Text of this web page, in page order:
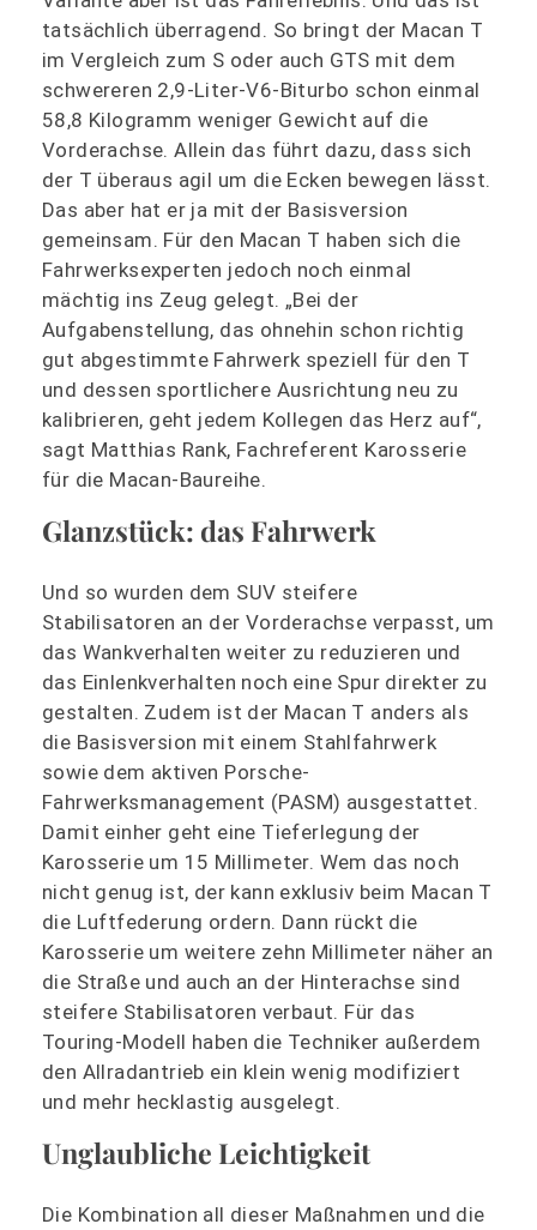
tatsächlich überragend. So bringt der Macan T
im Vergleich zum S oder auch GTS mit dem
schwereren 2,9-Liter-V6-Biturbo schon einmal
58,8 Kilogramm weniger Gewicht auf die
Vorderachse. Allein das führt dazu, dass sich
der T überaus agil um die Ecken bewegen lässt.
Das aber hat er ja mit der Basisversion
gemeinsam. Für den Macan T haben sich die
Fahrwerksexperten jedoch noch einmal
mächtig ins Zeug gelegt. „Bei der
Aufgabenstellung, das ohnehin schon richtig
gut abgestimmte Fahrwerk speziell für den T
und dessen sportlichere Ausrichtung neu zu
kalibrieren, geht jedem Kollegen das Herz auf“,
sagt Matthias Rank, Fachreferent Karosserie
für die Macan-Baureihe.
Glanzstück: das Fahrwerk
Und so wurden dem SUV steifere
Stabilisatoren an der Vorderachse verpasst, um
das Wankverhalten weiter zu reduzieren und
das Einlenkverhalten noch eine Spur direkter zu
gestalten. Zudem ist der Macan T anders als
die Basisversion mit einem Stahlfahrwerk
sowie dem aktiven Porsche-
Fahrwerksmanagement (PASM) ausgestattet.
Damit einher geht eine Tieferlegung der
Karosserie um 15 Millimeter. Wem das noch
nicht genug ist, der kann exklusiv beim Macan T
die Luftfederung ordern. Dann rückt die
Karosserie um weitere zehn Millimeter näher an
die Straße und auch an der Hinterachse sind
steifere Stabilisatoren verbaut. Für das
Touring-Modell haben die Techniker außerdem
den Allradantrieb ein klein wenig modifiziert
und mehr hecklastig ausgelegt.
Unglaubliche Leichtigkeit
Die Kombination all dieser Maßnahmen und die